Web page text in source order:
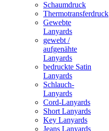
Schaumdruck
Thermotransferdruck
Gewebte
Lanyards
gewebt /
aufgenähte
Lanyards
bedruckte Satin
Lanyards
Schlauch-
Lanyards
Cord-Lanyards
Short Lanyards
Key Lanyards
Jeans Lanyards